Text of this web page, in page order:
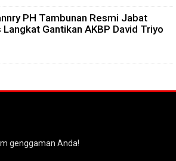
PH Tambunan Resmi Jabat
Langkat Gantikan AKBP David Triyo
genggaman Anda!